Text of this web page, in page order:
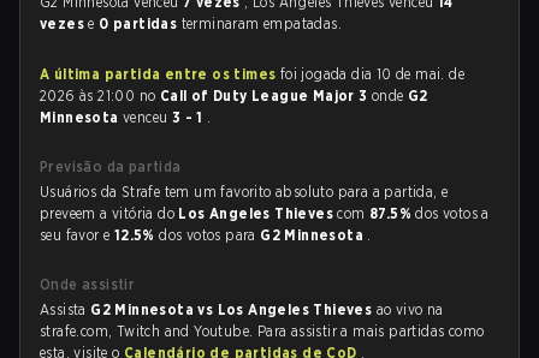
vezese 0 partidas terminaram empatadas.
A última partida entre os times foi jogada dia 10 de mai. de
2026 às 21:00 no Call of Duty League Major 3onde G2
Minnesotavenceu 3 - 1 .
Previsão da partida
Usuários da Strafe tem um favorito absoluto para a partida, e
preveem a vitória do Los Angeles Thievescom 87.5%dos votos a
seu favor e 12.5%dos votos para G2 Minnesota .
Onde assistir
Assista G2 Minnesota vs Los Angeles Thieves ao vivo na
strafe.com, Twitch and Youtube. Para assistir a mais partidas como
esta, visite o Calendário de partidas de CoD .